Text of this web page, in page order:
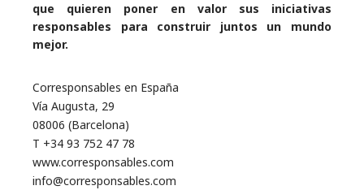
que quieren poner en valor sus iniciativas
responsables para construir juntos un mundo
mejor.
Corresponsables en España
Vía Augusta, 29
08006 (Barcelona)
T +34 93 752 47 78
www.corresponsables.com
info@corresponsables.com